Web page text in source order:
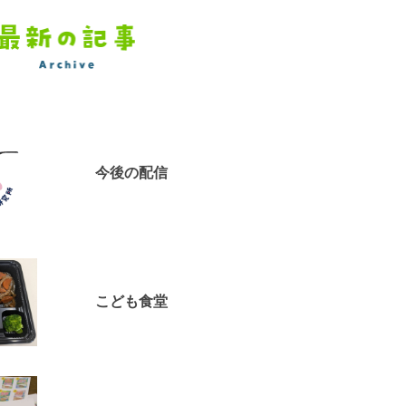
今後の配信
こども食堂